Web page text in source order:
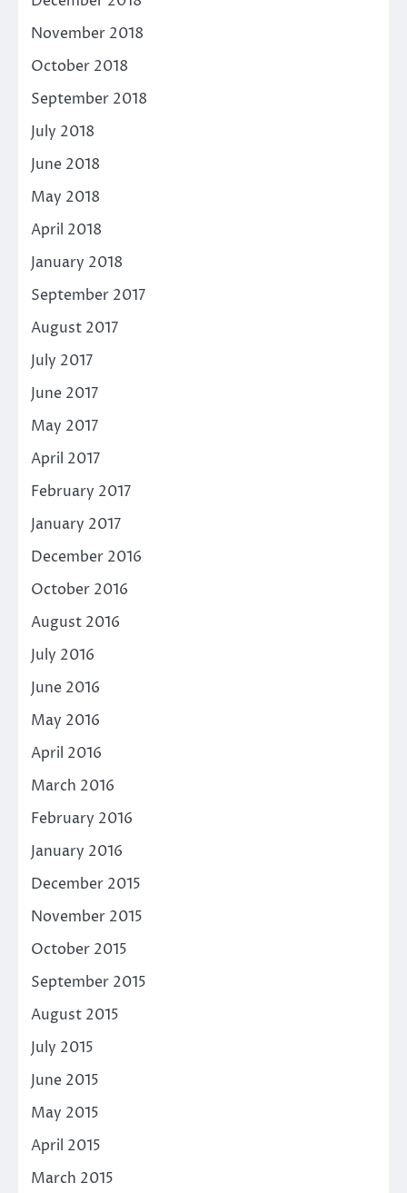
November 2018
October 2018
September 2018
July 2018
June 2018
May 2018
April 2018
January 2018
September 2017
August 2017
July 2017
June 2017
May 2017
April 2017
February 2017
January 2017
December 2016
October 2016
August 2016
July 2016
June 2016
May 2016
April 2016
March 2016
February 2016
January 2016
December 2015
November 2015
October 2015
September 2015
August 2015
July 2015
June 2015
May 2015
April 2015
March 2015